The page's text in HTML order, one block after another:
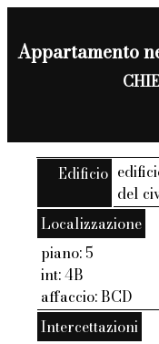
Appartamento
Edificio
del
Localizzazione
piano: 5
int: 4B
affaccio: BCD
Intercettazioni